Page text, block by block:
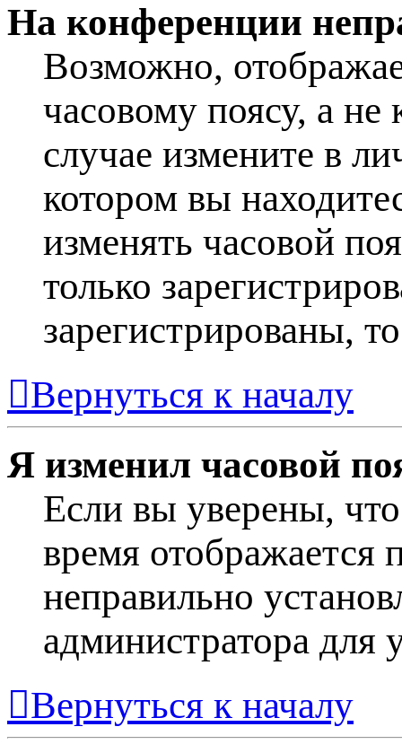
На конференции
Возможно,
часовому поясу, а
случае измените в
котором вы
изменять часовой
только
зарегистрированы,
Вернуться к началу
Я изменил часовой
Если вы уверены,
время отображается
неправильно
администратора для
Вернуться к началу